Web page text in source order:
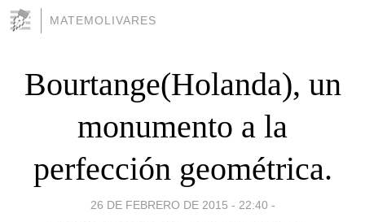
MATEMOLIVARES
Bourtange(Holanda), un
monumento a la
perfección geométrica.
26 DE FEBRERO DE 2015 - 22:40 -